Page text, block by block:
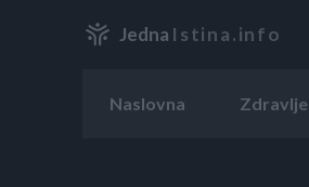
Jedna Istina.info
Naslovna Zdravlje